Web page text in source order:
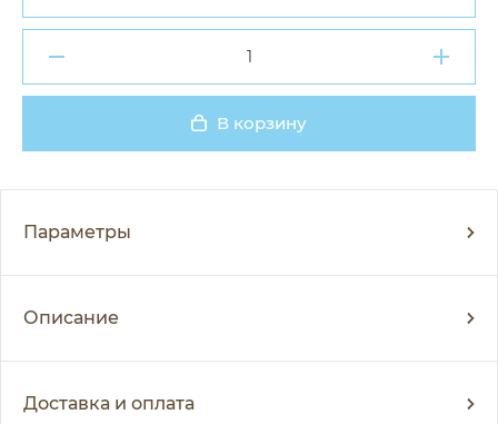
В корзину
Параметры
Описание
Доставка и оплата